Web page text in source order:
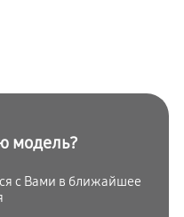
модель?
с Вами в ближайшее